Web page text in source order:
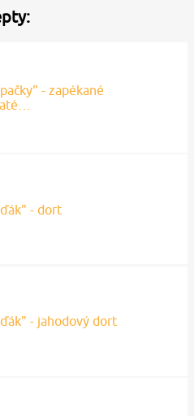
- zapékané
- dort
- jahodový dort